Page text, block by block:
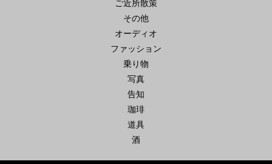
ご近所散策
その他
オーディオ
ファッション
乗り物
写真
告知
珈琲
道具
酒